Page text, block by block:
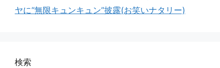
ヤに“無限キュンキュン”披露(お笑いナタリー)
検索